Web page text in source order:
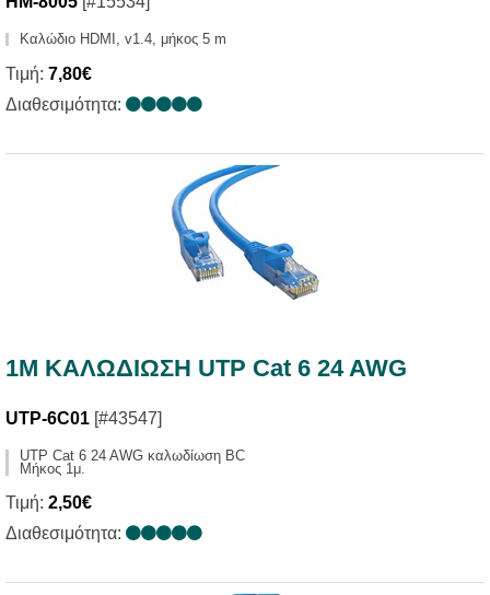
Καλώδιο HDMI, v1.4, μήκος 5 m
Τιμή: 7,80€
Διαθεσιμότητα:
1M ΚΑΛΩΔΙΩΣΗ UTP Cat 6 24 AWG
UTP-6C01 [#43547]
UTP Cat 6 24 AWG καλωδίωση BC
Μήκος 1μ.
Τιμή: 2,50€
Διαθεσιμότητα: